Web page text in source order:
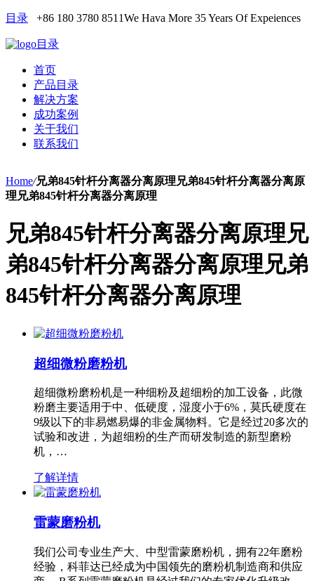
目录 +86 180 3780 8511We Hava More 35 Years Of Expeiences
目录
首页
产品目录
解决方案
成功案例
关于我们
联系我们
Home/兄弟845针杆分离器分离原理兄弟845针杆分离器分离原
理兄弟845针杆分离器分离原理
兄弟845针杆分离器分离原理兄
弟845针杆分离器分离原理兄弟
845针杆分离器分离原理
超细微粉磨粉机
超细微粉磨粉机是一种细粉及超细粉的加工设备，此微
粉磨主要适用于中、低硬度，湿度小于6%，莫氏硬度在
9级以下的非易燃易爆的非金属物料。它是经过20多次的
试验和改进，为超细粉的生产而研发制造的新型磨粉
机，…
了解详情
雷蒙磨粉机
我们公司专业生产大、中型雷蒙磨粉机，拥有22年磨粉
经验，科菲达已经成为中国领先的磨粉机制造商和供应